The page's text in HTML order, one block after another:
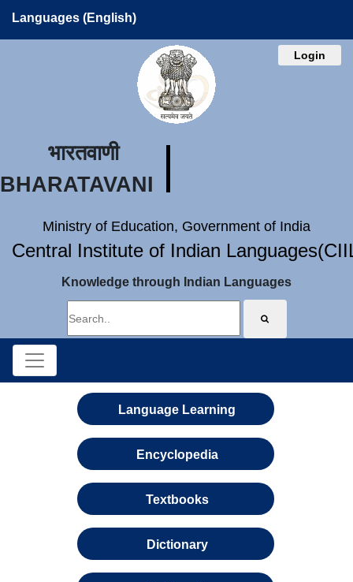
Languages (English)
Login
भारतवाणी
BHARATAVANI
Ministry of Education, Government of India
Central Institute of Indian
Knowledge through Indian Languages
Language Learning
Encyclopedia
Textbooks
Dictionary